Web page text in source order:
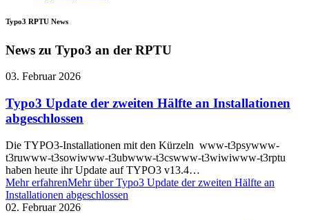
Typo3 RPTU News
News zu Typo3 an der RPTU
03. Februar 2026
Typo3 Update der zweiten Hälfte an Installationen
abgeschlossen
Die TYPO3-Installationen mit den Kürzeln www-t3psywww-
t3ruwww-t3sowiwww-t3ubwww-t3cswww-t3wiwiwww-t3rptu
haben heute ihr Update auf TYPO3 v13.4…
Mehr erfahrenMehr über Typo3 Update der zweiten Hälfte an
Installationen abgeschlossen
02. Februar 2026